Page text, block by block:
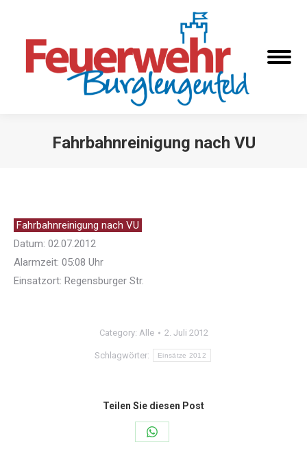
Fahrbahnreinigung nach VU
Fahrbahnreinigung nach VU
Datum: 02.07.2012
Alarmzeit: 05:08 Uhr
Einsatzort: Regensburger Str.
Category: Alle 2. Juli 2012
Schlagwörter: Einsätze 2012
Teilen Sie diesen Post
Share